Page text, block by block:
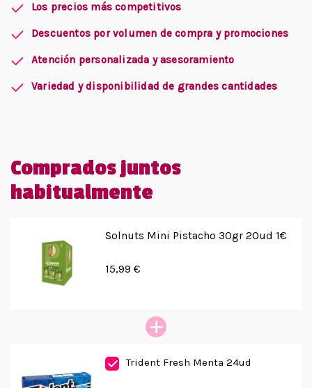
Los precios más competitivos
Descuentos por volumen de compra y promociones
Atención personalizada y asesoramiento
Variedad y disponibilidad de grandes cantidades
Comprados juntos
habitualmente
Solnuts Mini Pistacho 30gr 20ud 1€
15,99 €
Trident Fresh Menta 24ud